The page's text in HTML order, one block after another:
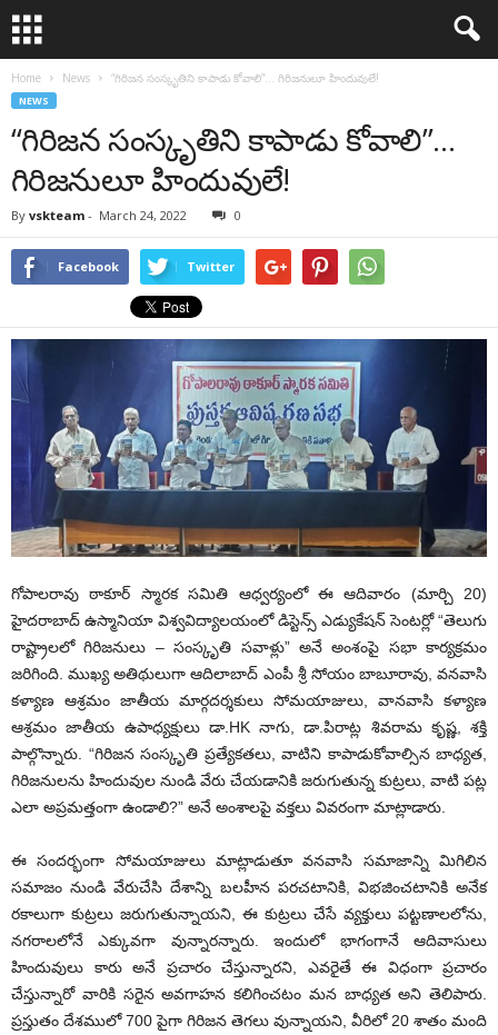
Home News “గిరిజన సంస్కృతిని కాపాడు కోవాలి”… గిరిజనులూ హిందువులే!
NEWS
“గిరిజన సంస్కృతిని కాపాడు కోవాలి”…
గిరిజనులూ హిందువులే!
By vskteam - March 24, 2022 0
Facebook Twitter
గోపాలరావు ఠాకూర్ స్మారక సమితి ఆధ్వర్యంలో ఈ ఆదివారం (మార్చి 20)
హైదరాబాద్ ఉస్మానియా విశ్వవిద్యాలయంలో డిస్టెన్స్ ఎడ్యుకేషన్ సెంటర్లో “తెలుగు
రాష్ట్రాలలో గిరిజనులు – సంస్కృతి సవాళ్లు” అనే అంశంపై సభా కార్య‌క్ర‌మం
జరిగింది. ముఖ్య అతిథులుగా ఆదిలాబాద్ ఎంపీ శ్రీ సోయం బాబూరావు, వనవాసి
కళ్యాణ ఆశ్రమం జాతీయ మార్గదర్శకులు సోమయాజులు, వానవాసి కళ్యాణ
ఆశ్రమం జాతీయ ఉపాధ్యక్షులు డా.HK నాగు, డా.పిరాట్ల శివరామ కృష్ణ, శక్తి
పాల్గొన్నారు. “గిరిజన సంస్కృతి ప్రత్యేకతలు, వాటిని కాపాడుకోవాల్సిన బాధ్యత,
గిరిజనులను హిందువుల నుండి వేరు చేయడానికి జరుగుతున్న కుట్ర‌లు, వాటి ప‌ట్ల
ఎలా అప్రమత్తంగా ఉండాలి?” అనే అంశాలపై వక్తలు వివ‌రంగా మాట్లాడారు.
ఈ సంద‌ర్భంగా సోమయాజులు మాట్లాడుతూ వనవాసి సమాజాన్ని మిగిలిన
సమాజం నుండి వేరుచేసి దేశాన్ని బలహీన పరచటానికి, విభజించటానికి అనేక
రకాలుగా కుట్రలు జరుగుతున్నాయ‌ని, ఈ కుట్ర‌లు చేసే వ్యక్తులు పట్టణాలలోను,
నగరాలలోనే ఎక్కువగా వున్నార‌న్నారు. ఇందులో భాగంగానే ఆదివాసులు
హిందువులు కారు అనే ప్రచారం చేస్తున్నార‌ని, ఎవరైతే ఈ విధంగా ప్రచారం
చేస్తున్నారో వారికి సరైన అవగాహన కలిగించటం మన బాధ్యత అని తెలిపారు.
ప్రస్తుతం దేశములో 700 పైగా గిరిజన తెగలు వున్నాయ‌ని, వీరిలో 20 శాతం మంది